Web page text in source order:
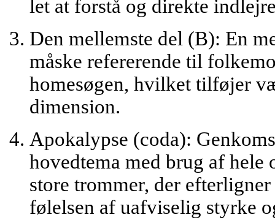
let at forstå og direkte
Den mellemste del (B): En
måske refererende til
homesøgen, hvilket tilføjer
dimension.
Apokalypse (coda):
hovedtema med brug af
store trommer, der
følelsen af uafviselig styrke